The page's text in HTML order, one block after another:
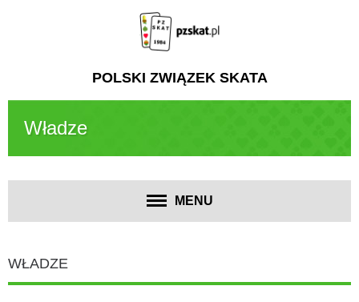
POLSKI ZWIĄZEK SKATA
Władze
MENU
WŁADZE